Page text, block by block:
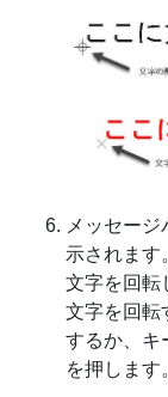
メッセー
示されます
文字を回転
文字を回転
するか、キ
を押します